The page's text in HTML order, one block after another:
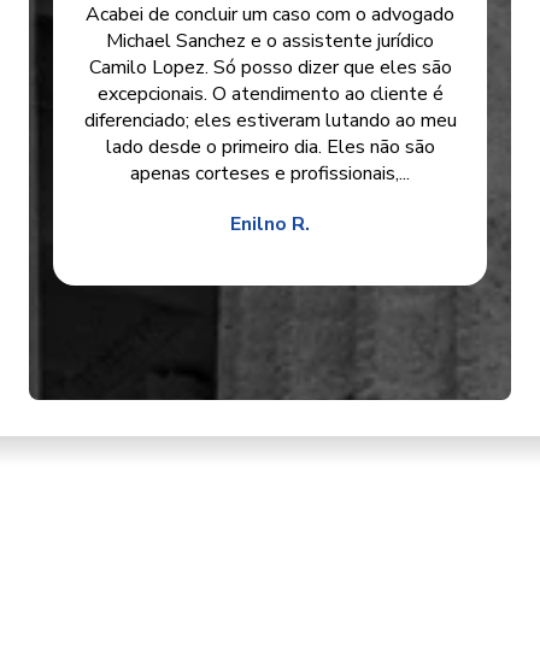
Acabei de concluir um caso com o advogado
Michael Sanchez e o assistente jurídico
Camilo Lopez. Só posso dizer que eles são
excepcionais. O atendimento ao cliente é
diferenciado; eles estiveram lutando ao meu
lado desde o primeiro dia. Eles não são
apenas corteses e profissionais,...
Enilno R.